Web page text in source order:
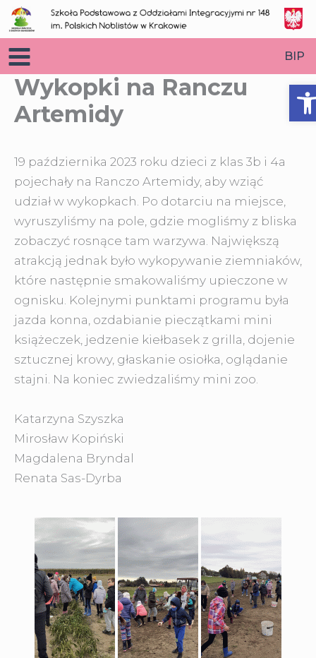
Przejdź
do
treści
BIP
Wykopki na Ranczu
Artemidy
19 października 2023 roku dzieci z klas 3b i 4a
pojechały na Ranczo Artemidy, aby wziąć
udział w wykopkach. Po dotarciu na miejsce,
wyruszyliśmy na pole, gdzie mogliśmy z bliska
zobaczyć rosnące tam warzywa. Największą
atrakcją jednak było wykopywanie ziemniaków,
które następnie smakowaliśmy upieczone w
ognisku. Kolejnymi punktami programu była
jazda konna, ozdabianie pieczątkami mini
książeczek, jedzenie kiełbasek z grilla, dojenie
sztucznej krowy, głaskanie osiołka, oglądanie
stajni. Na koniec zwiedzaliśmy mini zoo.
Katarzyna Szyszka
Mirosław Kopiński
Magdalena Bryndal
Renata Sas-Dyrba